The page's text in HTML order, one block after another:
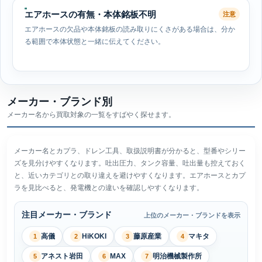
エアホースの有無・本体銘板不明 注意
エアホースの欠品や本体銘板の読み取りにくさがある場合は、分か
る範囲で本体状態と一緒に伝えてください。
メーカー・ブランド別
メーカー名から買取対象の一覧をすばやく探せます。
メーカー名とカプラ、ドレン工具、取扱説明書が分かると、型番やシリー
ズを見分けやすくなります。吐出圧力、タンク容量、吐出量も控えておく
と、近いカテゴリとの取り違えを避けやすくなります。エアホースとカプ
ラを見比べると、発電機との違いを確認しやすくなります。
注目メーカー・ブランド 上位のメーカー・ブランドを表示
1 高儀 2 HiKOKI 3 藤原産業 4 マキタ
5 アネスト岩田 6 MAX 7 明治機械製作所